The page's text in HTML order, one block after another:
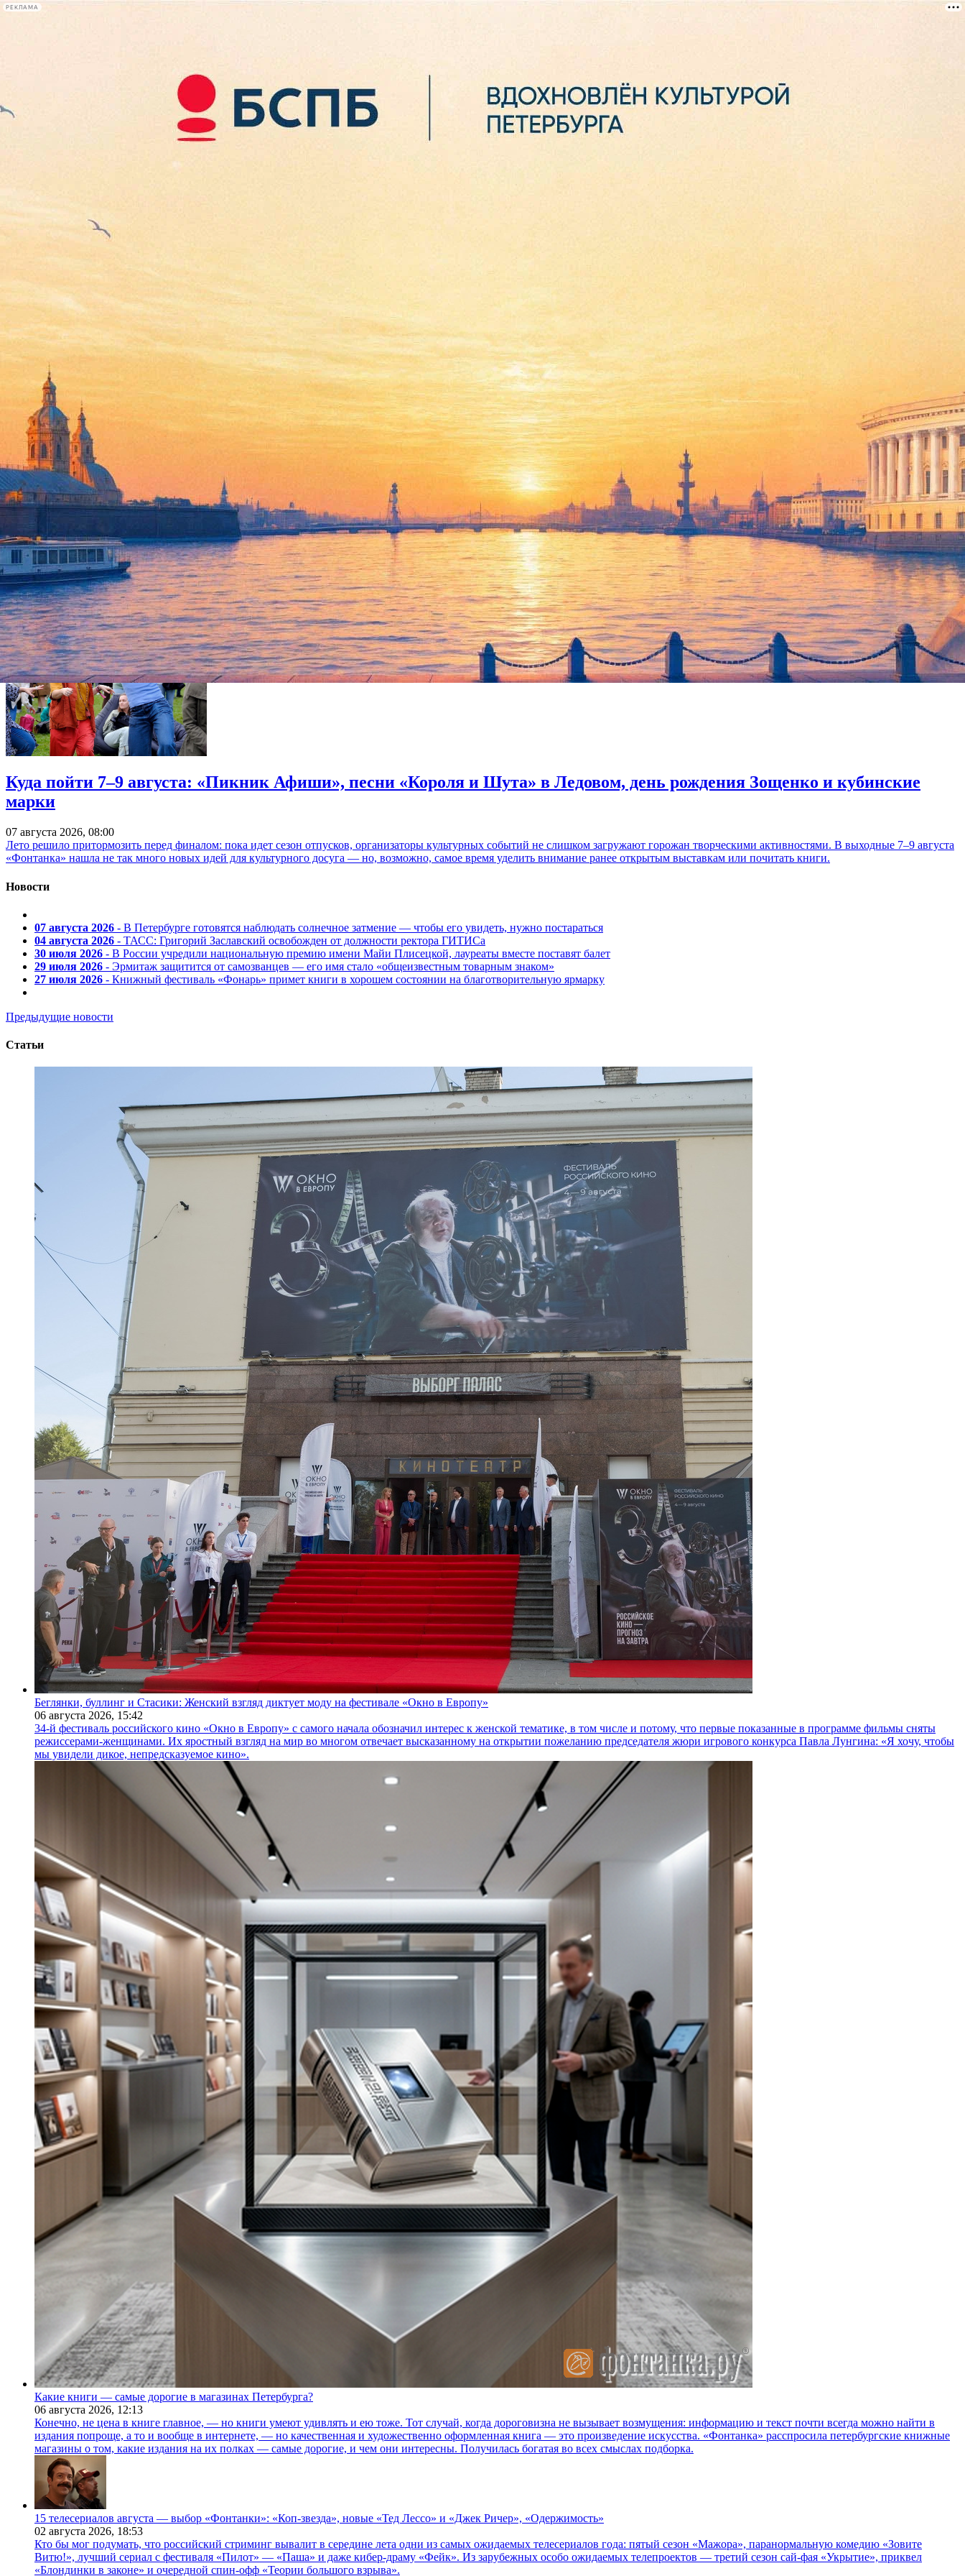
РЕКЛАМА
лекции
книги
В сквере Андрея Петрова устроят осенний марафон
31 августа 2015,
День рождения любимого петербуржцами композитора Андрея Петрова – 2 сентября – отметят в сквере его имени, расположенном на Петроградской стороне (Каменноостровский проспект,
30). Музыкальный праздник под названием "Осенний марафон" начнется в 15.30, когда каждый желающий сможет исполнить под караоке одну из песен композитора.
В 17 часов здесь же начнется концерт "Приношение Андрею Петрову", в котором примут участие Женский хор Санкт-Петербургского музыкального училища им. Н.А.Римского-Корсакова,
Музыкальный театр детей «Радуга», Людмила Сенчина, Евгений Дятлов и другие популярные исполнители. Также посетители общедоступного праздника услышат выступление внучки
Андрея Петрова, звезды мюзиклов Мананы Гогитидзе.
Фонтанка.ру
Куда пойти 7–9 августа: «Пикник Афиши», песни «Короля и Шута» в Ледовом, день рождения Зощенко и кубинские
марки
07 августа 2026, 08:00
Лето решило притормозить перед финалом: пока идет сезон отпусков, организаторы культурных событий не слишком загружают горожан творческими активностями. В выходные 7–9 августа
«Фонтанка» нашла не так много новых идей для культурного досуга — но, возможно, самое время уделить внимание ранее открытым выставкам или почитать книги.
Новости
07 августа 2026 - В Петербурге готовятся наблюдать солнечное затмение — чтобы его увидеть, нужно постараться
04 августа 2026 - ТАСС: Григорий Заславский освобожден от должности ректора ГИТИСа
30 июля 2026 - В России учредили национальную премию имени Майи Плисецкой, лауреаты вместе поставят балет
29 июля 2026 - Эрмитаж защитится от самозванцев — его имя стало «общеизвестным товарным знаком»
27 июля 2026 - Книжный фестиваль «Фонарь» примет книги в хорошем состоянии на благотворительную ярмарку
Предыдущие новости
Статьи
Беглянки, буллинг и Стасики: Женский взгляд диктует моду на фестивале «Окно в Европу»
06 августа 2026, 15:42
34-й фестиваль российского кино «Окно в Европу» с самого начала обозначил интерес к женской тематике, в том числе и потому, что первые показанные в программе фильмы сняты
режиссерами-женщинами. Их яростный взгляд на мир во многом отвечает высказанному на открытии пожеланию председателя жюри игрового конкурса Павла Лунгина: «Я хочу, чтобы
мы увидели дикое, непредсказуемое кино».
Какие книги — самые дорогие в магазинах Петербурга?
06 августа 2026, 12:13
Конечно, не цена в книге главное, — но книги умеют удивлять и ею тоже. Тот случай, когда дороговизна не вызывает возмущения: информацию и текст почти всегда можно найти в
издания попроще, а то и вообще в интернете, — но качественная и художественно оформленная книга — это произведение искусства. «Фонтанка» расспросила петербургские книжные
магазины о том, какие издания на их полках — самые дорогие, и чем они интересны. Получилась богатая во всех смыслах подборка.
15 телесериалов августа — выбор «Фонтанки»: «Коп-звезда», новые «Тед Лессо» и «Джек Ричер», «Одержимость»
02 августа 2026, 18:53
Кто бы мог подумать, что российский стриминг вывалит в середине лета одни из самых ожидаемых телесериалов года: пятый сезон «Мажора», паранормальную комедию «Зовите
Витю!», лучший сериал с фестиваля «Пилот» — «Паша» и даже кибер-драму «Фейк». Из зарубежных особо ожидаемых телепроектов — третий сезон сай-фая «Укрытие», приквел
«Блондинки в законе» и очередной спин-офф «Теории большого взрыва».